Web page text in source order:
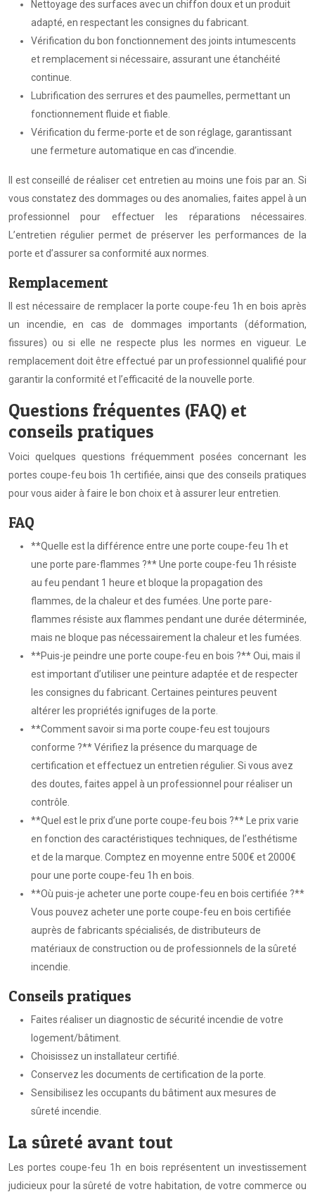
Nettoyage des surfaces avec un chiffon doux et un produit
adapté, en respectant les consignes du fabricant.
Vérification du bon fonctionnement des joints intumescents
et remplacement si nécessaire, assurant une étanchéité
continue.
Lubrification des serrures et des paumelles, permettant un
fonctionnement fluide et fiable.
Vérification du ferme-porte et de son réglage, garantissant
une fermeture automatique en cas d’incendie.
Il est conseillé de réaliser cet entretien au moins une fois par an. Si
vous constatez des dommages ou des anomalies, faites appel à un
professionnel pour effectuer les réparations nécessaires.
L’entretien régulier permet de préserver les performances de la
porte et d’assurer sa conformité aux normes.
Remplacement
Il est nécessaire de remplacer la porte coupe-feu 1h en bois après
un incendie, en cas de dommages importants (déformation,
fissures) ou si elle ne respecte plus les normes en vigueur. Le
remplacement doit être effectué par un professionnel qualifié pour
garantir la conformité et l’efficacité de la nouvelle porte.
Questions fréquentes (FAQ) et
conseils pratiques
Voici quelques questions fréquemment posées concernant les
portes coupe-feu bois 1h certifiée, ainsi que des conseils pratiques
pour vous aider à faire le bon choix et à assurer leur entretien.
FAQ
**Quelle est la différence entre une porte coupe-feu 1h et
une porte pare-flammes ?** Une porte coupe-feu 1h résiste
au feu pendant 1 heure et bloque la propagation des
flammes, de la chaleur et des fumées. Une porte pare-
flammes résiste aux flammes pendant une durée déterminée,
mais ne bloque pas nécessairement la chaleur et les fumées.
**Puis-je peindre une porte coupe-feu en bois ?** Oui, mais il
est important d’utiliser une peinture adaptée et de respecter
les consignes du fabricant. Certaines peintures peuvent
altérer les propriétés ignifuges de la porte.
**Comment savoir si ma porte coupe-feu est toujours
conforme ?** Vérifiez la présence du marquage de
certification et effectuez un entretien régulier. Si vous avez
des doutes, faites appel à un professionnel pour réaliser un
contrôle.
**Quel est le prix d’une porte coupe-feu bois ?** Le prix varie
en fonction des caractéristiques techniques, de l’esthétisme
et de la marque. Comptez en moyenne entre 500€ et 2000€
pour une porte coupe-feu 1h en bois.
**Où puis-je acheter une porte coupe-feu en bois certifiée ?**
Vous pouvez acheter une porte coupe-feu en bois certifiée
auprès de fabricants spécialisés, de distributeurs de
matériaux de construction ou de professionnels de la sûreté
incendie.
Conseils pratiques
Faites réaliser un diagnostic de sécurité incendie de votre
logement/bâtiment.
Choisissez un installateur certifié.
Conservez les documents de certification de la porte.
Sensibilisez les occupants du bâtiment aux mesures de
sûreté incendie.
La sûreté avant tout
Les portes coupe-feu 1h en bois représentent un investissement
judicieux pour la sûreté de votre habitation, de votre commerce ou